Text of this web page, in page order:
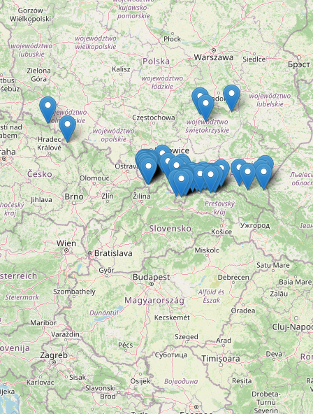
Grupa StudentNews.pl Sp. z o.o. i jej partnerzy